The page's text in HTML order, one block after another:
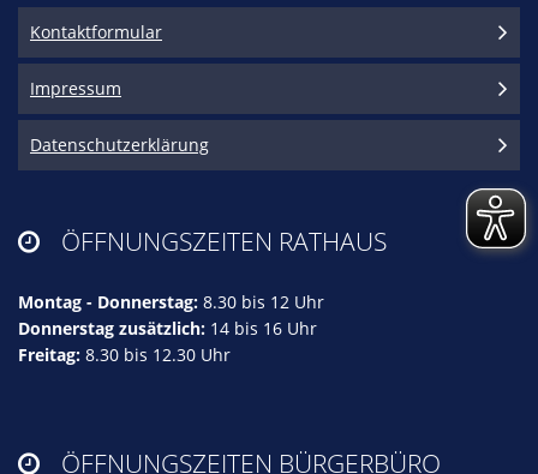
Kontaktformular
Impressum
Datenschutzerklärung
 ÖFFNUNGSZEITEN RATHAUS
Montag - Donnerstag: 8.30 bis 12 Uhr
Donnerstag zusätzlich: 14 bis 16 Uhr
Freitag: 8.30 bis 12.30 Uhr
 ÖFFNUNGSZEITEN BÜRGERBÜRO